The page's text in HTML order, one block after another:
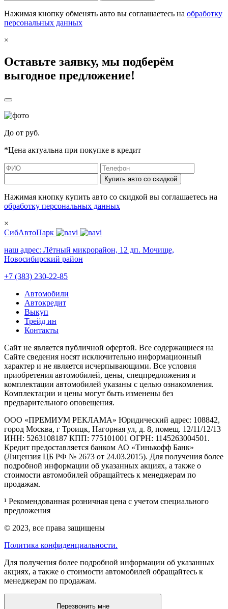
Нажимая кнопку обменять авто вы соглашаетесь на обработку
персональных данных
×
Оставьте заявку, мы подберём
выгодное предложение!
До от руб.
*Цена актуальна при покупке в кредит
Купить авто со скидкой
Нажимая кнопку купить авто со скидкой вы соглашаетесь на
обработку персональных данных
×
СибАвтоПарк
наш адрес: Лётный микрорайон, 12 дп. Мочище,
Новосибирский район
+7 (383) 230-22-85
Автомобили
Автокредит
Выкуп
Трейд ин
Контакты
Cайт не является публичной офертой. Все содержащиеся на
Сайте сведения носят исключительно информационный
характер и не является исчерпывающими. Все условия
приобретения автомобилей, цены, спецпредложения и
комплектации автомобилей указаны с целью ознакомления.
Комплектации и цены могут быть изменены без
предварительного оповещения.
ООО «ПРЕМИУМ РЕКЛАМА» Юридический адрес: 108842,
город Москва, г Троицк, Нагорная ул, д. 8, помещ. 12/11/12/13
ИНН: 5263108187 КПП: 775101001 ОГРН: 1145263004501.
Кредит предоставляется банком АО «Тинькофф Банк»
(Лицензия ЦБ РФ № 2673 от 24.03.2015). Для получения более
подробной информации об указанных акциях, а также о
стоимости автомобилей обращайтесь к менеджерам по
продажам.
¹ Рекомендованная розничная цена с учетом специального
предложения
© 2023, все права защищены
Политика конфиденциальности.
Для получения более подробной информации об указанных
акциях, а также о стоимости автомобилей обращайтесь к
менеджерам по продажам.
Перезвонить мне